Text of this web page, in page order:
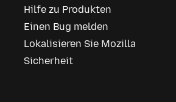
Hilfe zu Produkten
Einen Bug melden
Lokalisieren Sie Mozilla
Sicherheit